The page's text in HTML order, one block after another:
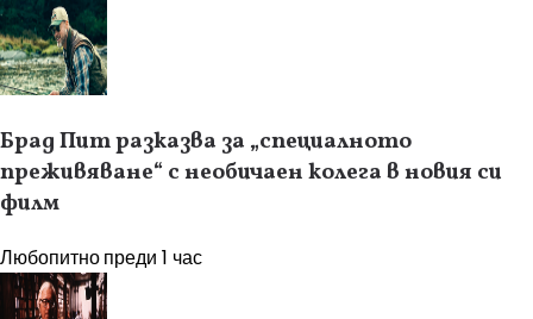
Брад Пит разказва за „специалното
преживяване“ с необичаен колега в новия си
филм
Любопитнопреди 1 час